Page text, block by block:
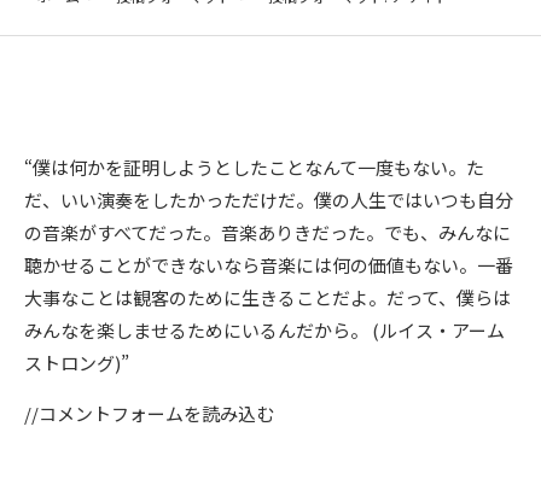
“僕は何かを証明しようとしたことなんて一度もない。た
だ、いい演奏をしたかっただけだ。僕の人生ではいつも自分
の音楽がすべてだった。音楽ありきだった。でも、みんなに
聴かせることができないなら音楽には何の価値もない。一番
大事なことは観客のために生きることだよ。だって、僕らは
みんなを楽しませるためにいるんだから。 (ルイス・アーム
ストロング)”
//コメントフォームを読み込む